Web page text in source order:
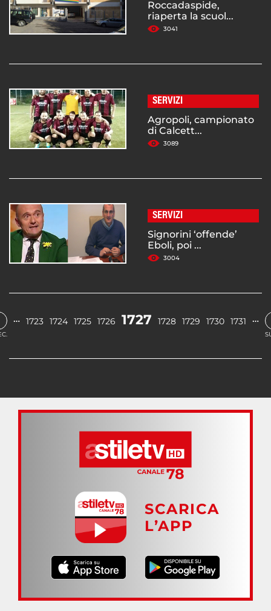
Roccadaspide,
riaperta la scuol...
3041
SERVIZI
Agropoli, campionato
di Calcett...
3089
SERVIZI
Signorini ‘offende’
Eboli, poi ...
3004
… 1723 1724 1725 1726 1727 1728 1729 1730 1731 …
SCARICA
L’APP